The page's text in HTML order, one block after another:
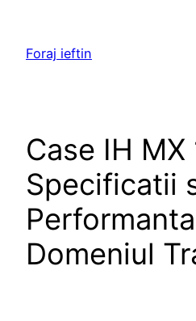
content
Foraj ieftin
Case IH MX
Specificatii
Domeniul